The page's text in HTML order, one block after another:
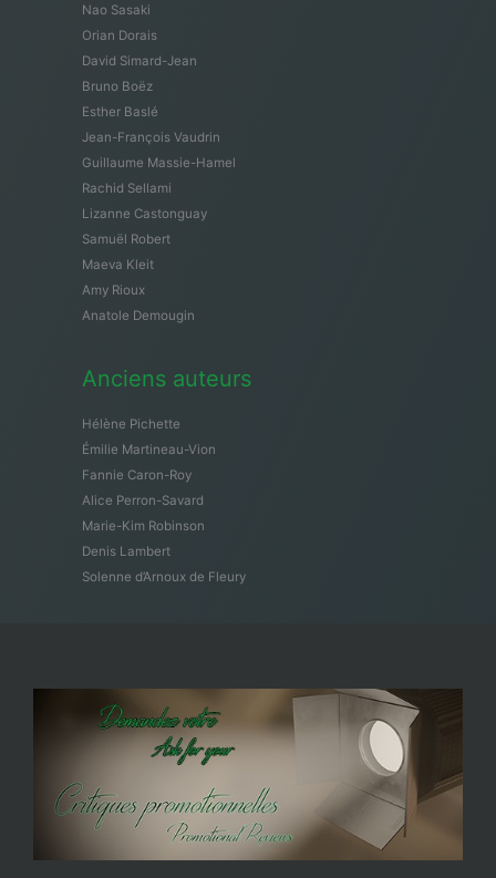
Nao Sasaki
Orian Dorais
David Simard-Jean
Bruno Boëz
Esther Baslé
Jean-François Vaudrin
Guillaume Massie-Hamel
Rachid Sellami
Lizanne Castonguay
Samuël Robert
Maeva Kleit
Amy Rioux
Anatole Demougin
Anciens auteurs
Hélène Pichette
Émilie Martineau-Vion
Fannie Caron-Roy
Alice Perron-Savard
Marie-Kim Robinson
Denis Lambert
Solenne d’Arnoux de Fleury